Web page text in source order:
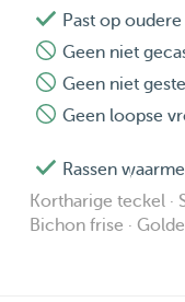
Past op
Geen niet
Geen niet
Geen loopse
Rassen
Kortharige teckel ·
Bichon frise ·